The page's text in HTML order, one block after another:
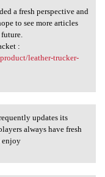
a fresh perspective and
to see more articles
:
leather-trucker-
updates its
always have fresh
enjoy